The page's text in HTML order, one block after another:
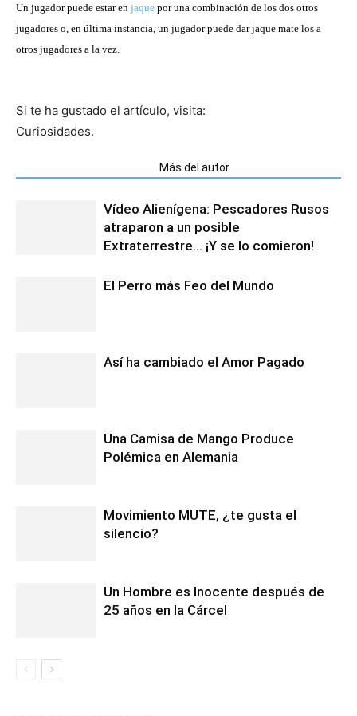
Un jugador puede estar en jaque por una combinación de los dos otros
jugadores o, en última instancia, un jugador puede dar jaque mate los a
otros jugadores a la vez.
Si te ha gustado el artículo, visita:
Curiosidades.
Más del autor
Vídeo Alienígena: Pescadores Rusos
atraparon a un posible
Extraterrestre… ¡Y se lo comieron!
El Perro más Feo del Mundo
Así ha cambiado el Amor Pagado
Una Camisa de Mango Produce
Polémica en Alemania
Movimiento MUTE, ¿te gusta el
silencio?
Un Hombre es Inocente después de
25 años en la Cárcel